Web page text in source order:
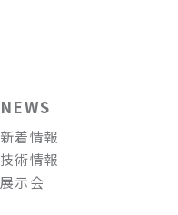
NEWS
新着情報
技術情報
展示会